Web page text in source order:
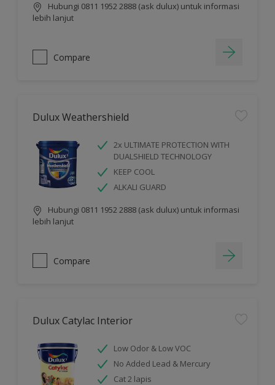
Hubungi 0811 1952 2888 (ask dulux) untuk informasi
lebih lanjut
Compare
Dulux Weathershield
2x ULTIMATE PROTECTION WITH
DUALSHIELD TECHNOLOGY
KEEP COOL
ALKALI GUARD
Hubungi 0811 1952 2888 (ask dulux) untuk informasi
lebih lanjut
Compare
Dulux Catylac Interior
Low Odor & Low VOC
No Added Lead & Mercury
Cat 2 lapis